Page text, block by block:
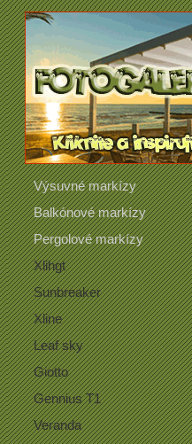
Výsuvné markízy
Balkónové markízy
Pergolové markízy
Xlihgt
Sunbreaker
Xline
Leaf sky
Giotto
Gennius T1
Veranda